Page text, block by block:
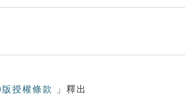
授權條款 」釋出